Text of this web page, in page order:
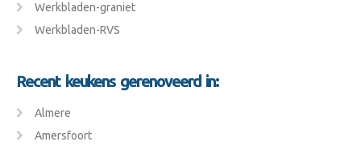
Werkbladen-graniet
Werkbladen-RVS
Recent keukens gerenoveerd in:
Almere
Amersfoort